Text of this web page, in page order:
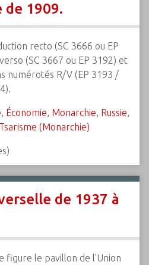
de 1909.
recto (SC 3666 ou EP
(SC 3667 ou EP 3192) et
numérotés R/V (EP 3193 /
, Économie, Monarchie, Russie,
Tsarisme (Monarchie)
de 1937 à
figure le pavillon de l'Union